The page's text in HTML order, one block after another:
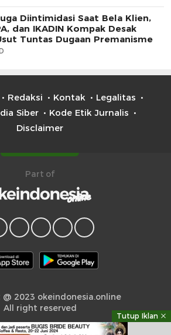
Diintimidasi Saat Bela Klien,
dan IKADIN Kompak Desak
Tuntas Dugaan Premanisme
Redaksi Kontak
Legalitas
Siber
Kode Etik Jurnalis
Disclaimer
Part of
2023 okeindonesia.online
All right reserved
Tutup Iklan